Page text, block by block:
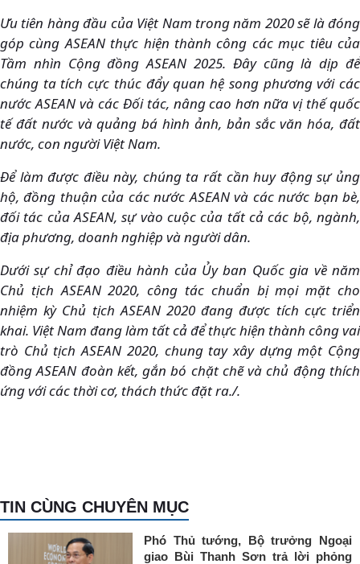
Ưu tiên hàng đầu của Việt Nam trong năm 2020 sẽ là đóng
góp cùng ASEAN thực hiện thành công các mục tiêu của
Tầm nhìn Cộng đồng ASEAN 2025. Đây cũng là dịp để
chúng ta tích cực thúc đẩy quan hệ song phương với các
nước ASEAN và các Đối tác, nâng cao hơn nữa vị thế quốc
tế đất nước và quảng bá hình ảnh, bản sắc văn hóa, đất
nước, con người Việt Nam.
Để làm được điều này, chúng ta rất cần huy động sự ủng
hộ, đồng thuận của các nước ASEAN và các nước bạn bè,
đối tác của ASEAN, sự vào cuộc của tất cả các bộ, ngành,
địa phương, doanh nghiệp và người dân.
Dưới sự chỉ đạo điều hành của Ủy ban Quốc gia về năm
Chủ tịch ASEAN 2020, công tác chuẩn bị mọi mặt cho
nhiệm kỳ Chủ tịch ASEAN 2020 đang được tích cực triển
khai. Việt Nam đang làm tất cả để thực hiện thành công vai
trò Chủ tịch ASEAN 2020, chung tay xây dựng một Cộng
đồng ASEAN đoàn kết, gắn bó chặt chẽ và chủ động thích
ứng với các thời cơ, thách thức đặt ra./.
TIN CÙNG CHUYÊN MỤC
Phó Thủ tướng, Bộ trưởng Ngoại
giao Bùi Thanh Sơn trả lời phỏng